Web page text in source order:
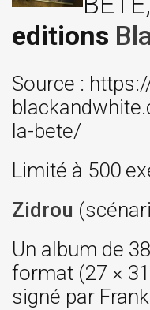
editions
Source :
la-bete/
Limité à 500
Zidrou
Un album de
format (27 ×
signé par